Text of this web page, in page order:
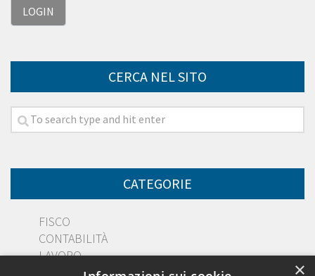
CERCA NEL SITO
CATEGORIE
FISCO
CONTABILITÀ
LAVORO
×